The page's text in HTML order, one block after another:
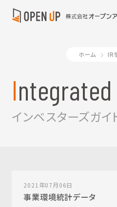
ホーム IR
インベスターズガイ
2021年07月06日
事業環境統計データ